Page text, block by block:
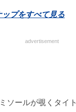
プをすべて見る
advertisement
ソールが覗くタイ